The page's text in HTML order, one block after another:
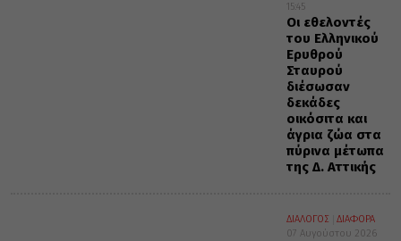
15:45
Οι εθελοντές
του Ελληνικού
Ερυθρού
Σταυρού
διέσωσαν
δεκάδες
οικόσιτα και
άγρια ζώα στα
πύρινα μέτωπα
της Δ. Αττικής
ΔΙΑΛΟΓΟΣ
ΔΙΑΦΟΡΑ
07 Αυγούστου 2026